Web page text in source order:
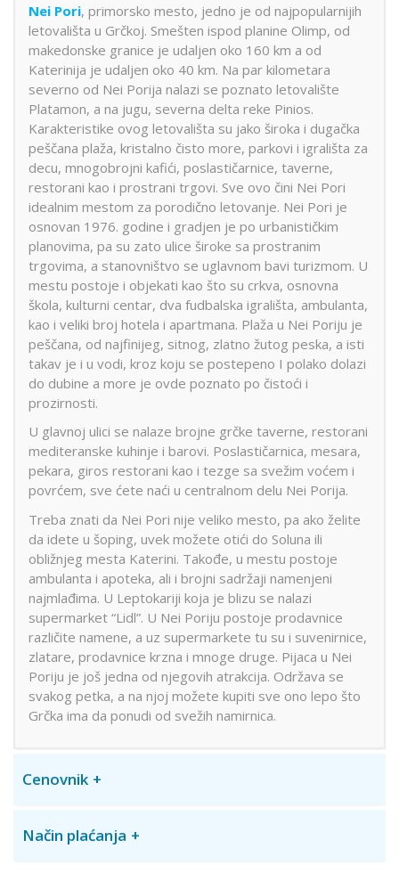
Nei Pori, primorsko mesto, jedno je od najpopularnijih
letovališta u Grčkoj. Smešten ispod planine Olimp, od
makedonske granice je udaljen oko 160 km a od
Katerinija je udaljen oko 40 km. Na par kilometara
severno od Nei Porija nalazi se poznato letovalište
Platamon, a na jugu, severna delta reke Pinios.
Karakteristike ovog letovališta su jako široka i dugačka
peščana plaža, kristalno čisto more, parkovi i igrališta za
decu, mnogobrojni kafići, poslastičarnice, taverne,
restorani kao i prostrani trgovi. Sve ovo čini Nei Pori
idealnim mestom za porodično letovanje. Nei Pori je
osnovan 1976. godine i gradjen je po urbanističkim
planovima, pa su zato ulice široke sa prostranim
trgovima, a stanovništvo se uglavnom bavi turizmom. U
mestu postoje i objekati kao što su crkva, osnovna
škola, kulturni centar, dva fudbalska igrališta, ambulanta,
kao i veliki broj hotela i apartmana. Plaža u Nei Poriju je
peščana, od najfinijeg, sitnog, zlatno žutog peska, a isti
takav je i u vodi, kroz koju se postepeno I polako dolazi
do dubine a more je ovde poznato po čistoći i
prozirnosti.
U glavnoj ulici se nalaze brojne grčke taverne, restorani
mediteranske kuhinje i barovi. Poslastičarnica, mesara,
pekara, giros restorani kao i tezge sa svežim voćem i
povrćem, sve ćete naći u centralnom delu Nei Porija.
Treba znati da Nei Pori nije veliko mesto, pa ako želite
da idete u šoping, uvek možete otići do Soluna ili
obližnjeg mesta Katerini. Takođe, u mestu postoje
ambulanta i apoteka, ali i brojni sadržaji namenjeni
najmlađima. U Leptokariji koja je blizu se nalazi
supermarket “Lidl”. U Nei Poriju postoje prodavnice
različite namene, a uz supermarkete tu su i suvenirnice,
zlatare, prodavnice krzna i mnoge druge. Pijaca u Nei
Poriju je još jedna od njegovih atrakcija. Održava se
svakog petka, a na njoj možete kupiti sve ono lepo što
Grčka ima da ponudi od svežih namirnica.
Cenovnik
Način plaćanja